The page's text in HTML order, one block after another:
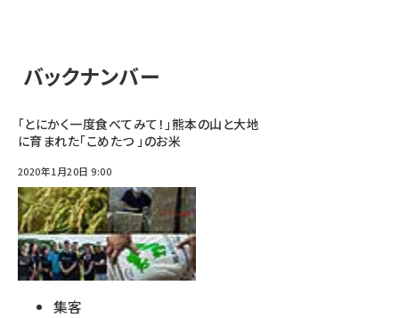
バックナンバー
「とにかく一度食べてみて！」熊本の山と大地
に育まれた「こめたつ 」のお米
2020年1月20日 9:00
集客